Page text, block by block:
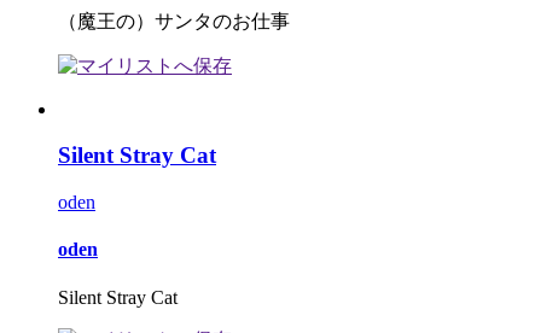
（魔王の）サンタのお仕事
Silent Stray Cat
oden
oden
Silent Stray Cat